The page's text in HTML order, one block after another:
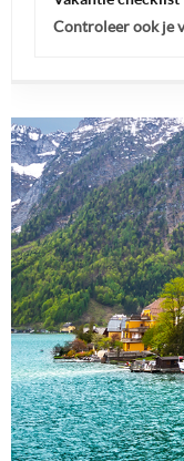
Controleer ook je